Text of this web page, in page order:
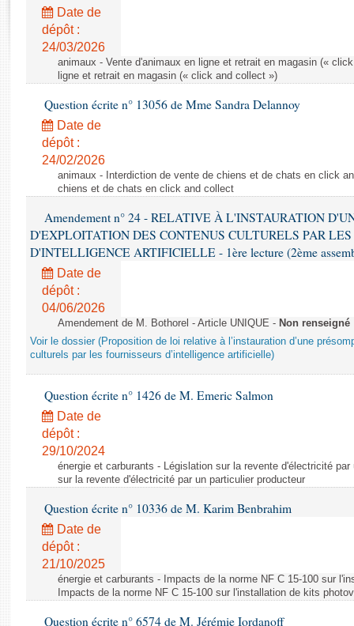
Rapports législatifs
Rapports sur l'application des lois
Baromètre de l’application des lois
Dossiers législatifs
Budget et sécurité sociale
Questions écrites et orales
Comptes rendus des débats
Date de
dépôt :
24/03/2026
animaux - Vente d'animaux en ligne et retrait en magasin («
ligne et retrait en magasin (« click and collect »)
Question écrite n° 13056 de Mme Sandra Delannoy
Date de
dépôt :
24/02/2026
animaux - Interdiction de vente de chiens et de chats en click
chiens et de chats en click and collect
Amendement n° 24 - RELATIVE À L'INSTAURATION
D'EXPLOITATION DES CONTENUS CULTURELS PAR LES
D'INTELLIGENCE ARTIFICIELLE - 1ère lecture (2ème
Date de
dépôt :
04/06/2026
Amendement de M. Bothorel - Article UNIQUE - Non renseigné
Voir le dossier (Proposition de loi relative à l’instauration d’une
culturels par les fournisseurs d’intelligence artificielle)
Question écrite n° 1426 de M. Emeric Salmon
Date de
dépôt :
29/10/2024
énergie et carburants - Législation sur la revente d'électricité
sur la revente d'électricité par un particulier producteur
Question écrite n° 10336 de M. Karim Benbrahim
Date de
dépôt :
21/10/2025
énergie et carburants - Impacts de la norme NF C 15-100 sur
Impacts de la norme NF C 15-100 sur l'installation de kits
Question écrite n° 6574 de M. Jérémie Iordanoff